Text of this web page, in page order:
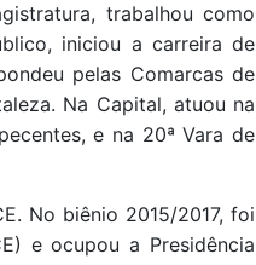
trabalhou como
iniciou a carreira de
pelas Comarcas de
Na Capital, atuou na
e na 20ª Vara de
No biênio 2015/2017, foi
e ocupou a Presidência